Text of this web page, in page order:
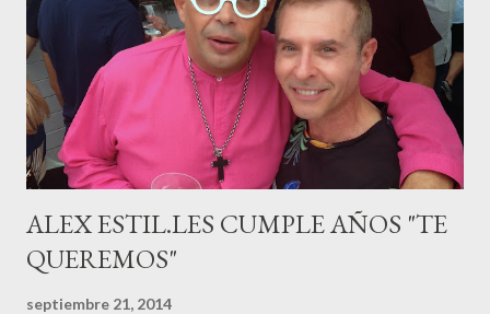
“hiperemesisgravídica”.Pasados los meses fatídicos de
gestación Marta tiró adelante con el embarazo, ahora es una
mamá feliz. Otro de los modelos que ha sido padre este año ha
sido el madrileño, Emilio Flores , el top que desfiló en las mejores
pasarelas ...
ALEX ESTIL.LES CUMPLE AÑOS "TE
QUEREMOS"
septiembre 21, 2014